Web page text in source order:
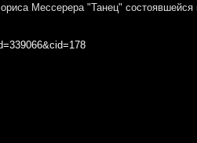
Мессерера "Танец" состоявшейся